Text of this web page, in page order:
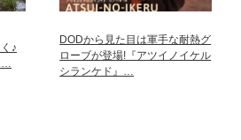
♪
DODから見た目は軍手な耐熱グ
ローブが登場!『アツイノイケル
シランケド』…